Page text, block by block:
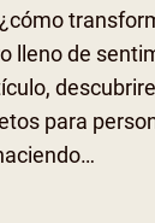
lleno de
para